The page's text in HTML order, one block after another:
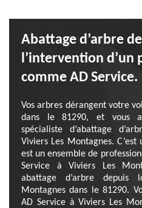
Abattage d’arbre
l’intervention d’un
comme AD Service.
Vos arbres dérangent votre
dans le 81290, et vous
spécialiste d’abattage
Viviers Les Montagnes.
est un ensemble de
Service à Viviers Les
abattage d’arbre depuis
Montagnes dans le 81290.
AD Service à Viviers Les